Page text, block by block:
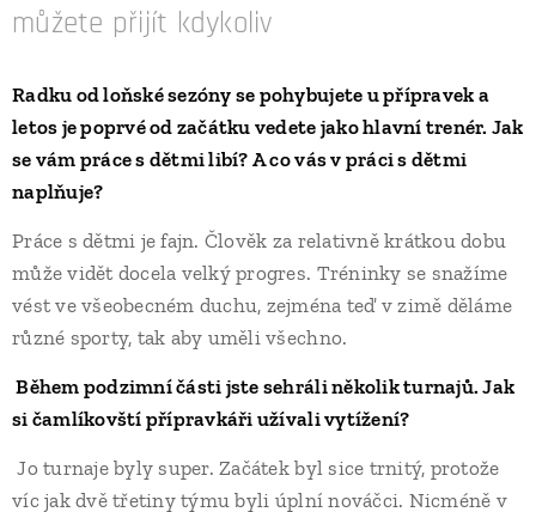
můžete přijít kdykoliv
Radku od loňské sezóny se pohybujete u přípravek a
letos je poprvé od začátku vedete jako hlavní trenér. Jak
se vám práce s dětmi libí? A co vás v práci s dětmi
naplňuje?
Práce s dětmi je fajn. Člověk za relativně krátkou dobu
může vidět docela velký progres. Tréninky se snažíme
vést ve všeobecném duchu, zejména teď v zimě děláme
různé sporty, tak aby uměli všechno.
Během podzimní části jste sehráli několik turnajů. Jak
si čamlíkovští přípravkáři užívali vytížení?
Jo turnaje byly super. Začátek byl sice trnitý, protože
víc jak dvě třetiny týmu byli úplní nováčci. Nicméně v